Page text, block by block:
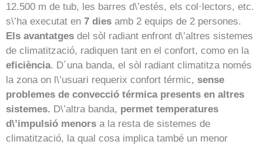
12.500 m de tub, les barres d\’estés, els col·lectors, etc.
s\’ha executat en 7 dies amb 2 equips de 2 persones.
Els avantatges del sòl radiant enfront d\’altres sistemes
de climatització, radiquen tant en el confort, como en la
eficiència. D´una banda, el sòl radiant climatitza només
la zona on l\’usuari requerix confort térmic, sense
problemes de convecció térmica presents en altres
sistemes. D\’altra banda, permet temperatures
d\’impulsió menors a la resta de sistemes de
climatització, la qual cosa implica també un menor